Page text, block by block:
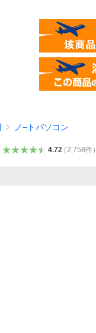
ノ−トパソコン
4.72（2,758件）